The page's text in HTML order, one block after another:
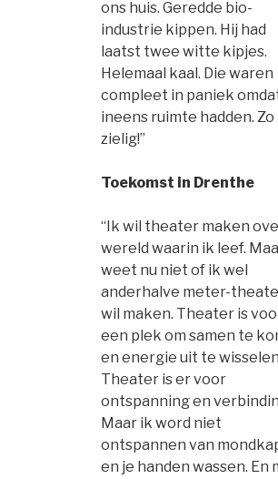
ons huis. Geredde bio-
industrie kippen. Hij had
laatst twee witte kipjes.
Helemaal kaal. Die waren
compleet in paniek
ineens ruimte hadden. Zo
zielig!”
Toekomst in Drenthe
“Ik wil theater maken
wereld waarin ik leef.
weet nu niet of ik wel
anderhalve meter-
wil maken. Theater is
een plek om samen te
en energie uit te
Theater is er voor
ontspanning en
Maar ik word niet
ontspannen van
en je handen wassen. En